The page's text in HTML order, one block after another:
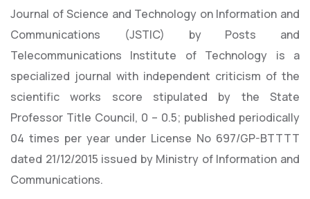
Journal of Science and Technology on Information and
Communications (JSTIC) by Posts and
Telecommunications Institute of Technology is a
specialized journal with independent criticism of the
scientific works score stipulated by the State
Professor Title Council, 0 – 0.5; published periodically
04 times per year under License No 697/GP-BTTTT
dated 21/12/2015 issued by Ministry of Information and
Communications.